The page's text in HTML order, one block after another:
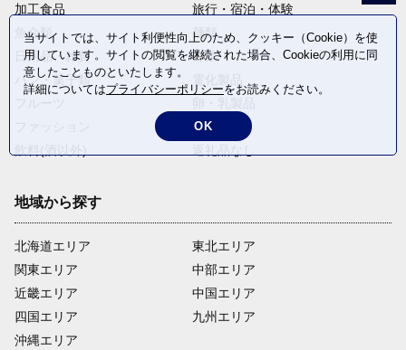
加工食品
旅行・宿泊・体験
魚介類
麺類
日用品・雑貨
野菜
パン・菓子類
米・穀物
地域から探す
北海道エリア
関東エリア
近畿エリア
四国エリア
沖縄エリア
東北エリア
中部エリア
中国エリア
九州エリア
当サイトでは、サイト利便性向上のため、クッキー（Cookie）を使
用しています。サイトの閲覧を継続された場合、Cookieの利用に同
意したことものといたします。
詳細についてはプライバシーポリシーをお読みください。
OK